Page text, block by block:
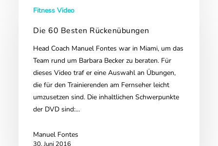
Rückenübungen
Fitness Video
Die 60 Besten Rückenübungen
Head Coach Manuel Fontes war in Miami, um das
Team rund um Barbara Becker zu beraten. Für
dieses Video traf er eine Auswahl an Übungen,
die für den Trainierenden am Fernseher leicht
umzusetzen sind. Die inhaltlichen Schwerpunkte
der DVD sind:…
Manuel Fontes
30. Juni 2016